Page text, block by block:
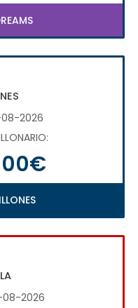
08-2026
08-2026